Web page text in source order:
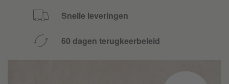
Snelle leveringen
60 dagen terugkeerbeleid